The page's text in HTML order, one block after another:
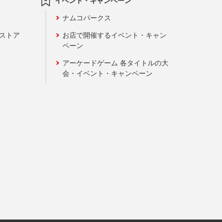
トア
ナムコパークス
お店で開催するイベント・キャン
ペーン
アーケードゲーム 各タイトルの大
会・イベント・キャンペーン